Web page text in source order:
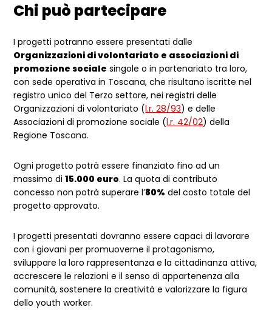
Chi può partecipare
I progetti potranno essere presentati dalle
Organizzazioni di volontariato e associazioni di
promozione sociale singole o in partenariato tra loro,
con sede operativa in Toscana, che risultano iscritte nel
registro unico del Terzo settore, nei registri delle
Organizzazioni di volontariato (l.r. 28/93) e delle
Associazioni di promozione sociale (l.r. 42/02) della
Regione Toscana.
Ogni progetto potrà essere finanziato fino ad un
massimo di15.000 euro. La quota di contributo
concesso non potrà superare l’80% del costo totale del
progetto approvato.
I progetti presentati dovranno essere capaci di lavorare
con i giovani per promuoverne il protagonismo,
sviluppare la loro rappresentanza e la cittadinanza attiva,
accrescere le relazioni e il senso di appartenenza alla
comunità, sostenere la creatività e valorizzare la figura
dello youth worker.